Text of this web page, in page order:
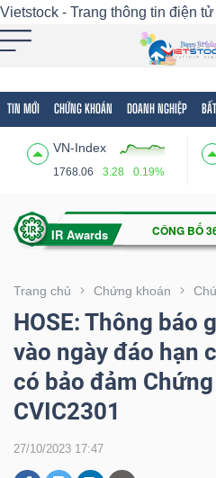
Vietstock - Trang thông tin điện
TIN MỚI CHỨNG KHOÁN DOANH NGHIỆP
VN-Index
1768.06 3.28 0.19%
Trang chủ Chứng khoán
HOSE: Thông báo
vào ngày đáo hạn
có bảo đảm
CVIC2301
27/10/2023 17:47
Tất cả Tính năng Ngành
Tính
(-)
VIETSTOCK
CHỨNG
KHOÁN